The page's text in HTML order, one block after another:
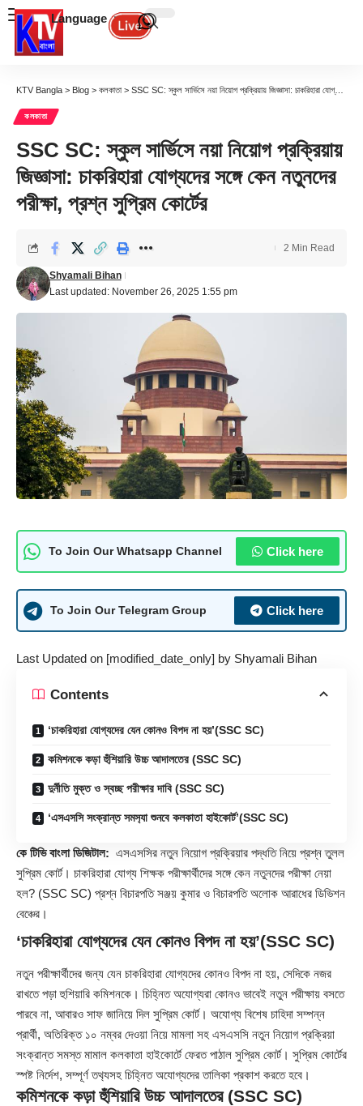
Language
KTV Bangla > Blog > কলকাতা > SSC SC: স্কুল সার্ভিসে নয়া নিয়োগ প্রক্রিয়ায় জিজ্ঞাসা: চাকরিহারা যোগ্যদের সঙ্গে কেন নতুনদের পরীক্ষা, প্রশ্ন সুপ্রিম কোর্টের
কলকাতা
SSC SC: স্কুল সার্ভিসে নয়া নিয়োগ প্রক্রিয়ায়
জিজ্ঞাসা: চাকরিহারা যোগ্যদের সঙ্গে কেন নতুনদের
পরীক্ষা, প্রশ্ন সুপ্রিম কোর্টের
Last updated: November 26, 2025 1:55 pm
Shyamali Bihan
2 Min Read
To Join Our Whatsapp Channel Click here
To Join Our Telegram Group Click here
Last Updated on [modified_date_only] by Shyamali Bihan
Contents
‘চাকরিহারা যোগ্যদের যেন কোনও বিপদ না হয়’(SSC SC)
কমিশনকে কড়া হুঁশিয়ারি উচ্চ আদালতের (SSC SC)
দুর্নীতি মুক্ত ও স্বচ্ছ পরীক্ষার দাবি (SSC SC)
‘এসএসসি সংক্রান্ত সমস‍্যা শুনবে কলকাতা হাইকোর্ট’(SSC SC)
কে টিভি বাংলা ডিজিটাল: এসএসসির নতুন নিয়োগ প্রক্রিয়ার পদ্ধতি নিয়ে প্রশ্ন তুলল
সুপ্রিম কোর্ট। চাকরিহারা যোগ্য শিক্ষক পরীক্ষার্থীদের সঙ্গে কেন নতুনদের পরীক্ষা নেয়া
হল? (SSC SC) প্রশ্ন বিচারপতি সঞ্জয় কুমার ও বিচারপতি অলোক আরাধের ডিভিশন
বেঞ্চের।
‘চাকরিহারা যোগ্যদের যেন কোনও বিপদ না হয়’(SSC SC)
নতুন পরীক্ষার্থীদের জন্য যেন চাকরিহারা যোগ্যদের কোনও বিপদ না হয়, সেদিকে নজর
রাখতে পড়া হুশিয়ারি কমিশনকে। চিহ্নিত অযোগ্যরা কোনও ভাবেই নতুন পরীক্ষায় বসতে
পারবে না, আবারও সাফ জানিয়ে দিল সুপ্রিম কোর্ট। অযোগ্য বিশেষ চাহিদা সম্পন্ন
প্রার্থী, অতিরিক্ত ১০ নম্বর দেওয়া নিয়ে মামলা সহ এসএসসি নতুন নিয়োগ প্রক্রিয়া
সংক্রান্ত সমস্ত মামাল কলকাতা হাইকোর্টে ফেরত পাঠাল সুপ্রিম কোর্ট। সুপ্রিম কোর্টের
স্পষ্ট নির্দেশ, সম্পূর্ণ তথ‍্যসহ চিহ্নিত অযোগ্যদের তালিকা প্রকাশ করতে হবে।
কমিশনকে কড়া হুঁশিয়ারি উচ্চ আদালতের (SSC SC)